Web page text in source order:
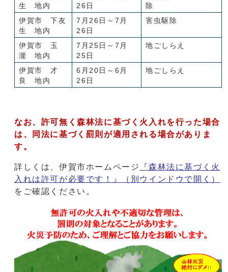
生 地内
26日
除
伊賀市 下友
生 地内
7月26日～7月
26日
害虫駆除
伊賀市 玉
瀧 地内
7月25日～7月
25日
地ごしらえ
伊賀市 才
良 地内
6月20日～6月
26日
地ごしらえ
なお、許可無く森林法に基づく火入れを行った場合
は、同法に基づく罰則が適用される場合がありま
す。
詳しくは、伊賀市ホームページ
『森林法に基づく火
入れは許可が必要です！』
（別ウインドウで開く）
をご確認ください。